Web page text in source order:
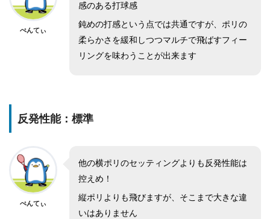
ぺんてぃ
感のある打球感
鈍めの打感という点では共通ですが、ポリの
柔らかさを緩和しつつマルチで飛ばすフィー
リングを味わうことが出来ます
反発性能：標準
ぺんてぃ
他の横ポリのセッティングよりも反発性能は
控えめ！
縦ポリよりも飛びますが、そこまで大きな違
いはありません